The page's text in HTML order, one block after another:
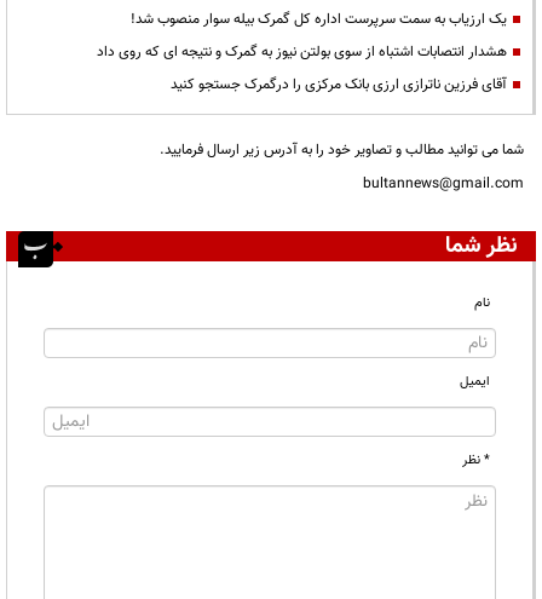
یک ارزیاب به سمت سرپرست اداره کل گمرک بیله سوار منصوب شد!
هشدار انتصابات اشتباه از سوی بولتن نیوز به گمرک و نتیجه ای که روی داد
آقای فرزین ناترازی ارزی بانک مرکزی را درگمرک جستجو کنید
شما می توانید مطالب و تصاویر خود را به آدرس زیر ارسال فرمایید.
bultannews@gmail.com
نظر شما
نام
ایمیل
* نظر